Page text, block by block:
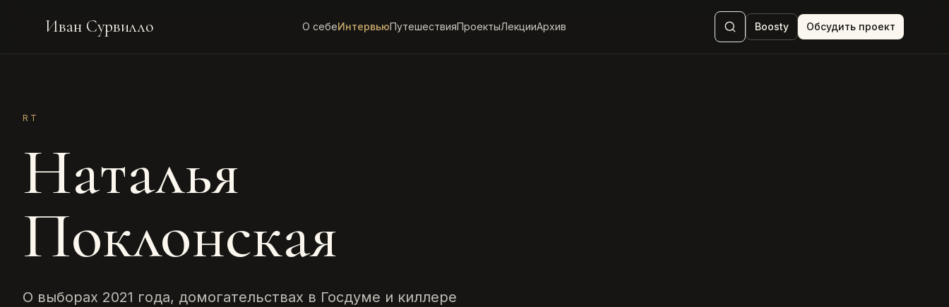
Иван Сурвилло О себеИнтервьюПутешествияПроектыЛекцииАрхив Boosty Обсудить проект
RT
Наталья
Поклонская
О выборах 2021 года, домогательствах в Госдуме и киллере